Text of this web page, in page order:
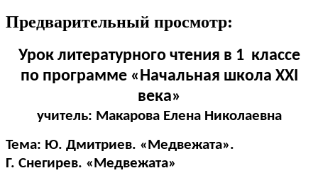
Предварительный просмотр:
Урок литературного чтения в 1 классе
по программе «Начальная школа ХХI
века»
учитель: Макарова Елена Николаевна
Тема: Ю. Дмитриев. «Медвежата».
Г. Снегирев. «Медвежата»